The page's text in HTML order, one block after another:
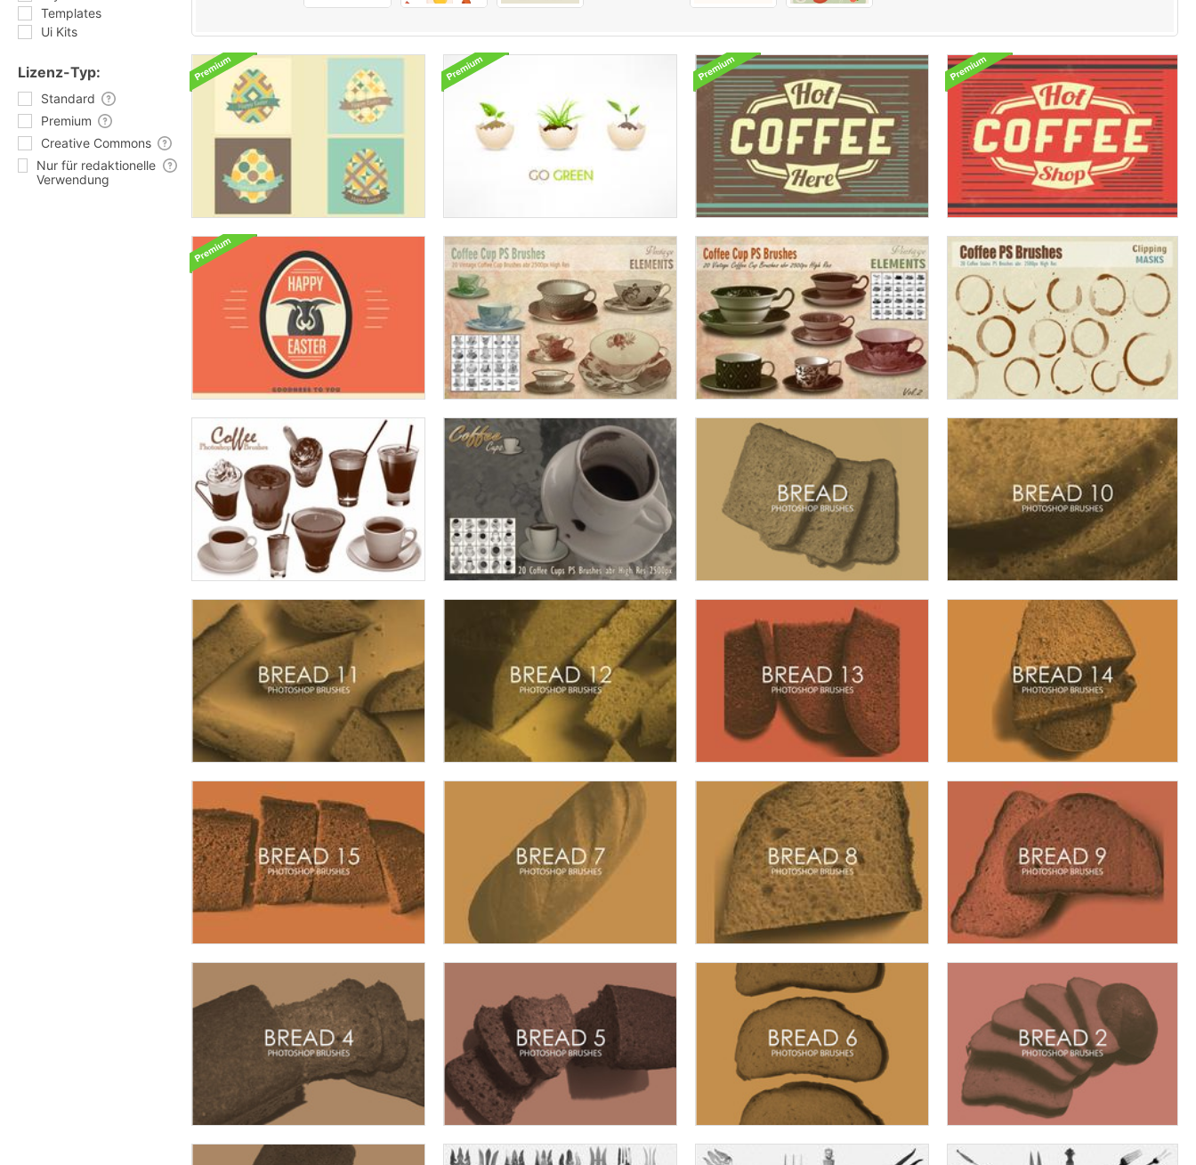
Templates
Ui Kits
Lizenz-Typ:
Standard
Premium
Creative Commons
Nur für redaktionelle
Verwendung